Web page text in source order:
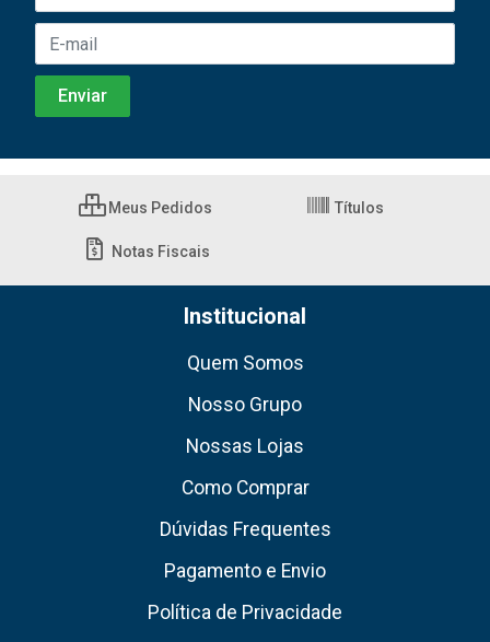
Meus Pedidos Títulos
Notas Fiscais
Institucional
Quem Somos
Nosso Grupo
Nossas Lojas
Como Comprar
Dúvidas Frequentes
Pagamento e Envio
Política de Privacidade